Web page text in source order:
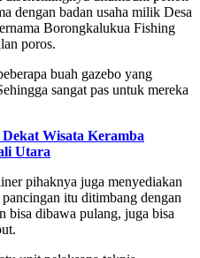
dengan badan usaha milik Desa
Borongkalukua Fishing
poros.
buah gazebo yang
sangat pas untuk mereka
Wisata Keramba
Utara
pihaknya juga menyediakan
itu ditimbang dengan
bisa dibawa pulang, juga bisa